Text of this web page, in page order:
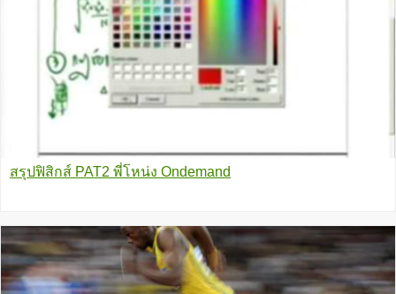
สรุปฟิสิกส์ PAT2 พี่โหน่ง Ondemand